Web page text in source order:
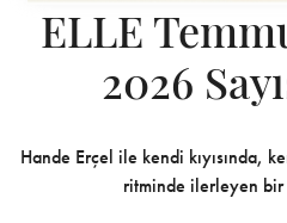
ELLE
2026
Hande Erçel ile kendi kıyısında,
ritminde ilerleyen bir